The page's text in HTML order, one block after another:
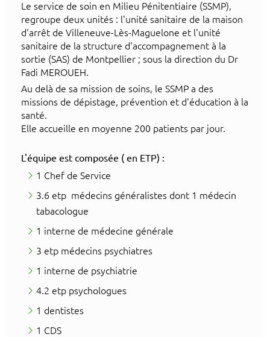
​Le service de soin en Milieu Pénitentiaire (SSMP),
regroupe deux unités : l'unité sanitaire de la maison
d'arrêt de Villeneuve-Lès-Maguelone et l'unité
sanitaire de la structure d'accompagnement à la
sortie (SAS) de Montpellier ; sous la direction du Dr
Fadi MEROUEH.
Au delà de sa mission de soins, le SSMP a des
missions de dépistage, prévention et d'éducation à la
santé.
Elle accueille en moyenne 200 patients par jour.
L'équipe est composée ( en ETP) :
​1 Chef de Service
3.6 etp médecins généralistes dont 1 médecin
tabacologue
1 interne de médecine générale
3 etp médecins psychiatres
1 interne de psychiatrie
4.2 etp psychologues
1 dentistes
1 CDS